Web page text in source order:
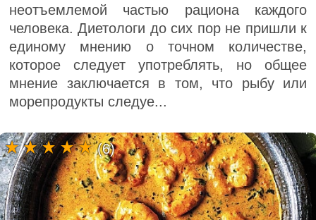
неотъемлемой частью рациона каждого
человека. Диетологи до сих пор не пришли к
единому мнению о точном количестве,
которое следует употреблять, но общее
мнение заключается в том, что рыбу или
морепродукты следуе...
(6)